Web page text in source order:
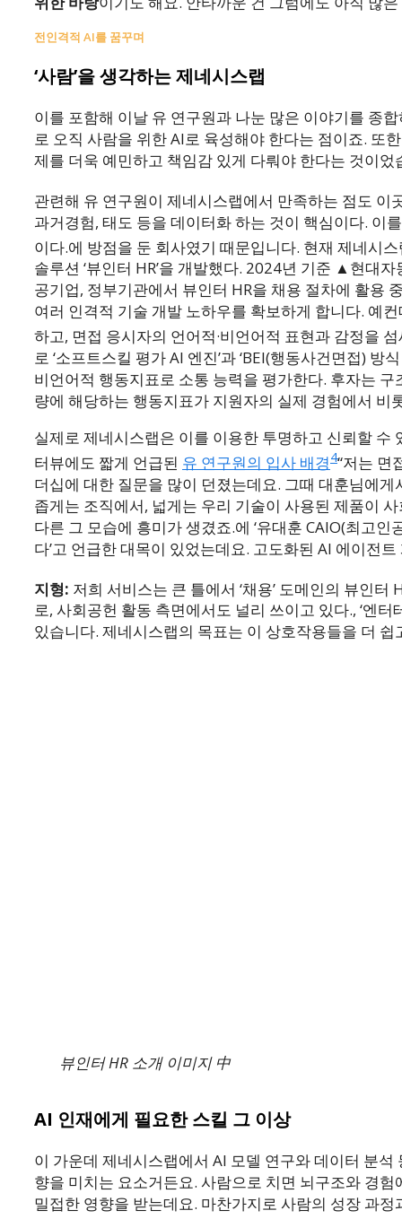
전인격적 AI를 꿈꾸며
‘사람’을 생각하는 제네시스랩
이를 포함해 이날 유 연구원과 나눈 많은 이야기를 종
로 오직 사람을 위한 AI로 육성해야 한다는 점이죠. 또
제를 더욱 예민하고 책임감 있게 다뤄야 한다는 것이었
관련해 유 연구원이 제네시스랩에서 만족하는 점도 이
과거경험, 태도 등을 데이터화 하는 것이 핵심이다. 이
이다.에 방점을 둔 회사였기 때문입니다. 현재 제네시
솔루션 ‘뷰인터 HR’을 개발했다. 2024년 기준 ▲현
공기업, 정부기관에서 뷰인터 HR을 채용 절차에 활용
여러 인격적 기술 개발 노하우를 확보하게 합니다. 예
하고, 면접 응시자의 언어적·비언어적 표현과 감정을
로 ‘소프트스킬 평가 AI 엔진’과 ‘BEI(행동사건면접)
비언어적 행동지표로 소통 능력을 평가한다. 후자는
량에 해당하는 행동지표가 지원자의 실제 경험에서 비
실제로 제네시스랩은 이를 이용한 투명하고 신뢰할
터뷰에도 짧게 언급된 유 연구원의 입사 배경4“저는 면
더십에 대한 질문을 많이 던졌는데요. 그때 대훈님에
좁게는 조직에서, 넓게는 우리 기술이 사용된 제품이
다른 그 모습에 흥미가 생겼죠.에 ‘유대훈 CAIO(최고
다’고 언급한 대목이 있었는데요. 고도화된 AI 에이전
지형: 저희 서비스는 큰 틀에서 ‘채용’ 도메인의 뷰인터
로, 사회공헌 활동 측면에서도 널리 쓰이고 있다., ‘엔
있습니다. 제네시스랩의 목표는 이 상호작용들을 더
뷰인터 HR 소개 이미지 中
AI 인재에게 필요한 스킬 그 이상
이 가운데 제네시스랩에서 AI 모델 연구와 데이터 분
향을 미치는 요소거든요. 사람으로 치면 뇌구조와 경
밀접한 영향을 받는데요. 마찬가지로 사람의 성장 과